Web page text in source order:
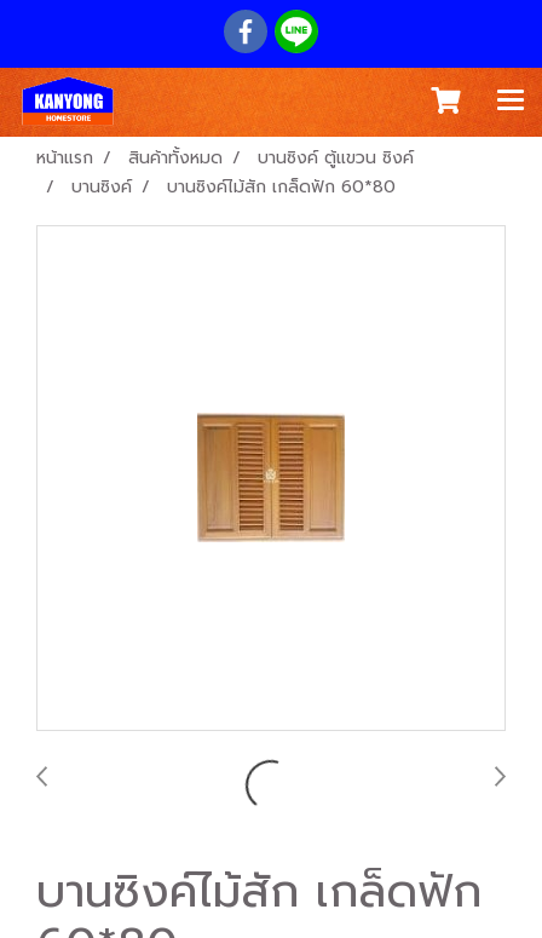
หน้าแรก สินค้าทั้งหมด
บานซิงค์ ตู้แขวน ซิงค์
บานซิงค์
บานซิงค์ไม้สัก เกล็ดฟัก 60*80
บานซิงค์ไม้สัก เกล็ดฟัก